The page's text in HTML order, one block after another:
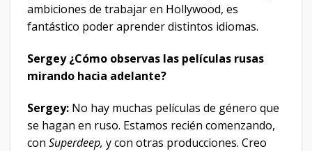
ambiciones de trabajar en Hollywood, es
fantástico poder aprender distintos idiomas.
Sergey ¿Cómo observas las películas rusas
mirando hacia adelante?
Sergey: No hay muchas películas de género que
se hagan en ruso. Estamos recién comenzando,
con Superdeep, y con otras producciones. Creo